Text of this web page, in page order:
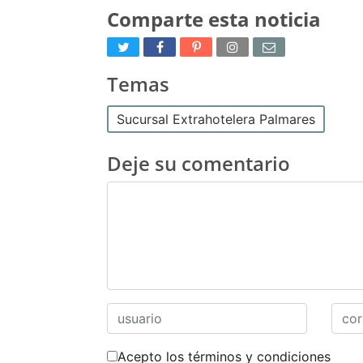
Comparte esta noticia
Temas
Sucursal Extrahotelera Palmares
Deje su comentario
Acepto los términos y condiciones